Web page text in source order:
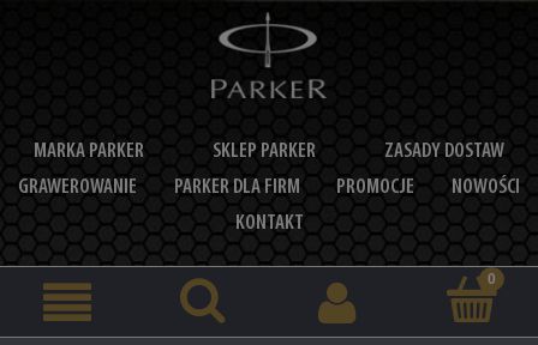
MARKA PARKER SKLEP PARKER
ZASADY DOSTAW
GRAWEROWANIE
PARKER DLA FIRM PROMOCJE
NOWOŚCI
KONTAKT